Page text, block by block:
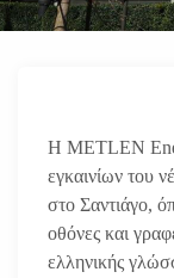
Η METLEN
εγκαινίων του
στο Σαντιάγο,
οθόνες και
ελληνικής